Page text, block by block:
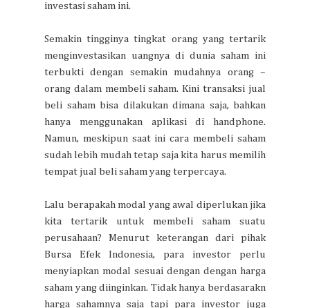
investasi saham ini.
Semakin tingginya tingkat orang yang tertarik
menginvestasikan uangnya di dunia saham ini
terbukti dengan semakin mudahnya orang –
orang dalam membeli saham. Kini transaksi jual
beli saham bisa dilakukan dimana saja, bahkan
hanya menggunakan aplikasi di handphone.
Namun, meskipun saat ini cara membeli saham
sudah lebih mudah tetap saja kita harus memilih
tempat jual beli saham yang terpercaya.
Lalu berapakah modal yang awal diperlukan jika
kita tertarik untuk membeli saham suatu
perusahaan? Menurut keterangan dari pihak
Bursa Efek Indonesia, para investor perlu
menyiapkan modal sesuai dengan dengan harga
saham yang diinginkan. Tidak hanya berdasarakn
harga sahamnya saja tapi para investor juga